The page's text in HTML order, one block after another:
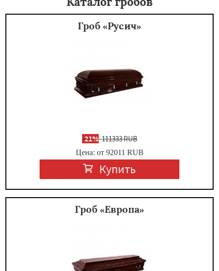
Гроб «Русич»
-21%111333 RUB
Цена: от 92011 RUB
Купить
Гроб «Европа»